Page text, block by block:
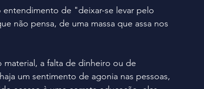
de "deixar-se levar pelo
não pensa, de uma massa que assa nos
material, a falta de dinheiro ou de
um sentimento de agonia nas pessoas,